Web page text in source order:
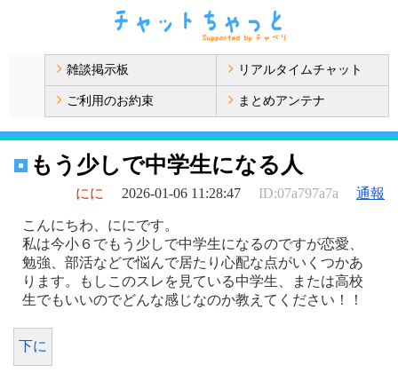
雑談掲示板 リアルタイムチャット
ご利用のお約束 まとめアンテナ
もう少しで中学生になる人
にに 2026-01-06 11:28:47 ID:07a797a7a 通報
こんにちわ、ににです。
私は今小６でもう少しで中学生になるのですが恋愛、
勉強、部活などで悩んで居たり心配な点がいくつかあ
ります。もしこのスレを見ている中学生、または高校
生でもいいのでどんな感じなのか教えてください！！
下に